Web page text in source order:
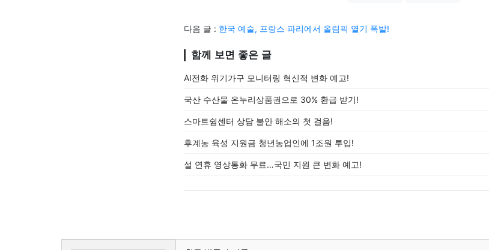
다음 글 : 한국 예술, 프랑스 파리에서 올림픽 열기 폭발!
함께 보면 좋은 글
AI전화 위기가구 모니터링 혁신적 변화 예고!
국산 수산물 온누리상품권으로 30% 환급 받기!
스마트쉼센터 상담 불안 해소의 첫 걸음!
후계농 육성 지원금 청년농업인에 1조원 투입!
설 연휴 영상통화 무료…국민 지원 큰 변화 예고!